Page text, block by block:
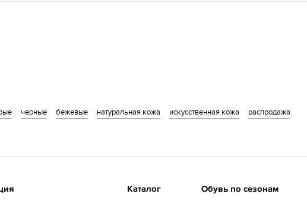
черные бежевые натуральная кожа искусственная кожа распродажа
Каталог Обувь по сезонам